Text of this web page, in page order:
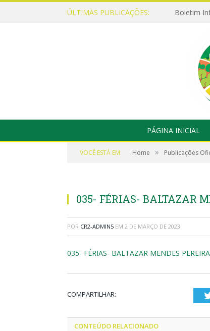
ÚLTIMAS PUBLICAÇÕES: Boletim
PÁGINA INICIAL
VOCÊ ESTÁ EM: Home » Publicações
035- FÉRIAS- BALTAZAR
POR CR2-ADMIN5 EM 2 DE MARÇO DE 2023
035- FÉRIAS- BALTAZAR MENDES PEREIRA
COMPARTILHAR:
CONTEÚDO RELACIONADO